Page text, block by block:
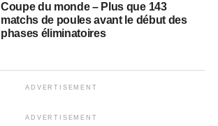
Coupe du monde – Plus que 143
matchs de poules avant le début des
phases éliminatoires
ADVERTISEMENT
ADVERTISEMENT